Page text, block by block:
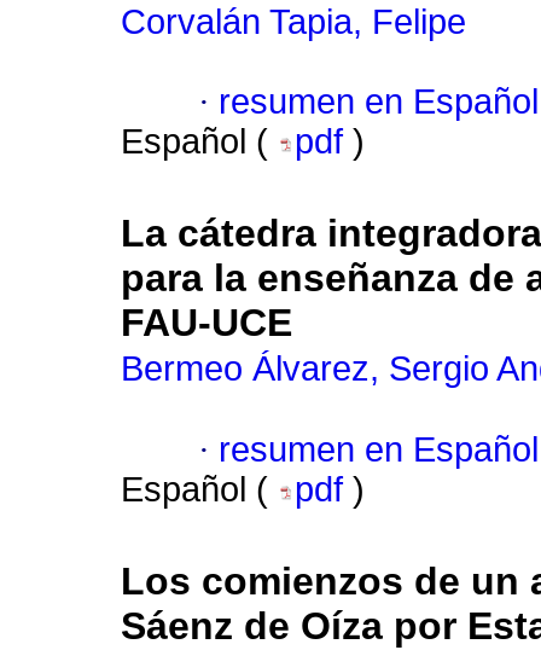
Corvalán Tapia, Felipe
· resumen en Español
Español (
pdf )
La cátedra
para la enseñanza de
FAU-UCE
Bermeo Álvarez, Sergio
· resumen en Español
Español (
pdf )
Los comienzos de un
Sáenz de Oíza por